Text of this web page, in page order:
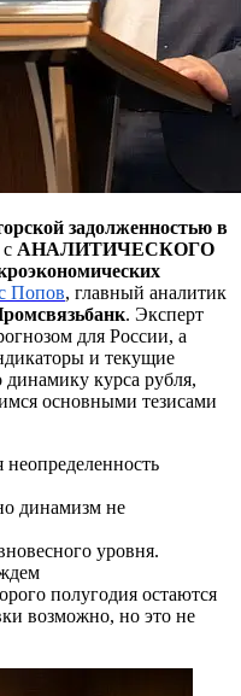
задолженностью в
с АНАЛИТИЧЕСКОГО
Попов, главный аналитик
. Эксперт
для России, а
и текущие
динамику курса рубля,
основными тезисами
динамизм не
уровня.
полугодия остаются
возможно, но это не